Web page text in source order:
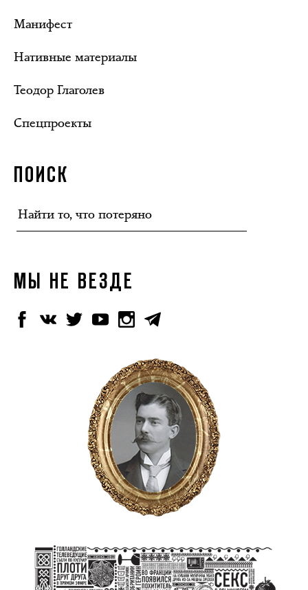
Манифест
Нативные материалы
Теодор Глаголев
Спецпроекты
ПОИСК
МЫ НЕ ВЕЗДЕ